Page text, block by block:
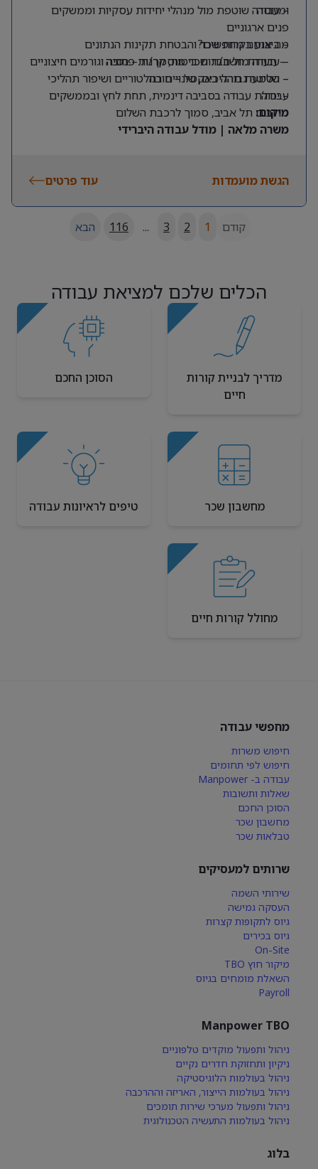
ומנוסה
– עבודה שוטפת מול מנהלי יחידות עסקיות וממשקים
פנים ארגוניים
– ביצוע בקרות שכר והבטחת תקינות הנתונים
– עבודה מול חברות ביטוח, קרנות פנסיה וגורמים חיצוניים
– הטמעת תהליכים, שינויים רגולטוריים ושיפור תהליכי
עבודה
מה אנחנו מחפשים?
– תעודת חשב/ת שכר מוסמך/ת – חובה
– שליטה גבוהה באקסל – חובה
– יכולת עבודה בסביבה דינמית, תחת לחץ ובממשקים
מרובים
מיקום: תל אביב, סמוך לרכבת השלום
משרה מלאה | מודל עבודה היברידי
הגשת מועמדות עוד פרטים
קודם 1
2
3
...
116 הבא
הכלים שלכם למציאת עבודה
מדריך לבניית קורות
חיים
הסוכן החכם
מחשבון שכר טיפים לראיונות עבודה
מחולל קורות חיים
מחפשי עבודה
חיפוש משרות
חיפוש לפי תחומים
עבודה ב- Manpower
שאלות ותשובות
הסוכן החכם
מחשבון שכר
טבלאות שכר
שרותים למעסיקים
שירותי השמה
העסקה גמישה
גיוס לתקופות קצרות
גיוס בכירים
On-Site
מיקור חוץ TBO
השאלת מומחים בגיוס
Payroll
Manpower TBO
ניהול ותפעול מוקדים טלפוניים
ניקיון ותחזוקת חדרים נקיים
ניהול בעולמות הלוגיסטיקה
ניהול בעולמות הייצור, האריזה וההרכבה
ניהול ותפעול מערכי שירות תומכים
ניהול בעולמות התעשיה הטכנולוגית
בלוג